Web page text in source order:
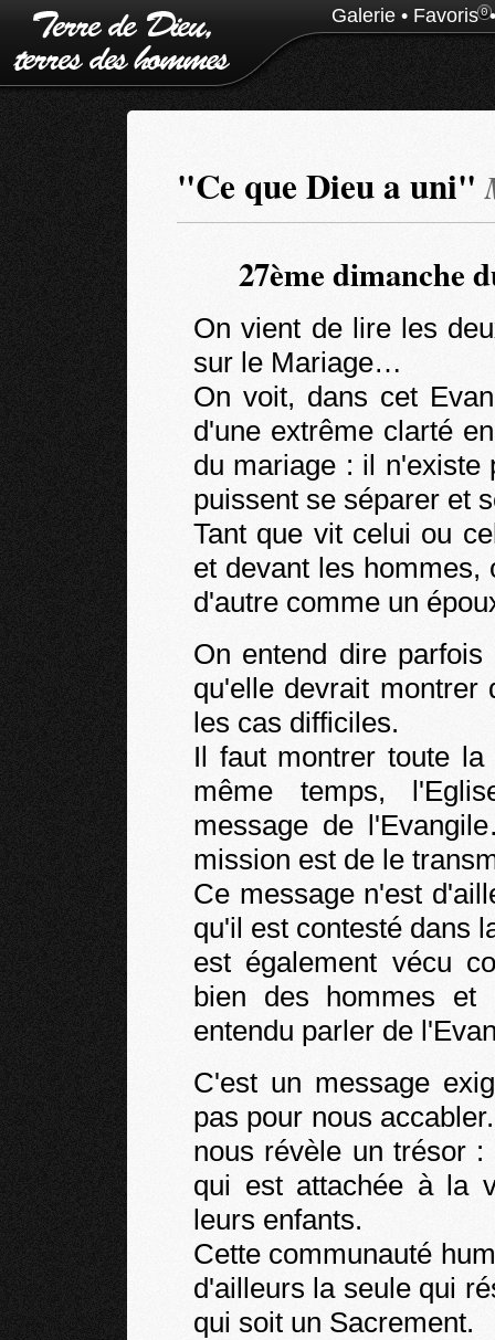
Galerie • Favoris0
"Ce que Dieu a uni"
27ème dimanche
On vient de lire les
sur le Mariage…
On voit, dans cet
d'une extrême clarté
du mariage : il n'existe
puissent se séparer et
Tant que vit celui ou
et devant les hommes,
d'autre comme un
On entend dire
qu'elle devrait montrer
les cas difficiles.
Il faut montrer toute
même temps,
message de
mission est de le
Ce message n'est
qu'il est contesté dans
est également vécu
bien des hommes et
entendu parler de
C'est un message
pas pour nous
nous révèle un trésor
qui est attachée à la
leurs enfants.
Cette communauté
d'ailleurs la seule qui
qui soit un Sacrement.